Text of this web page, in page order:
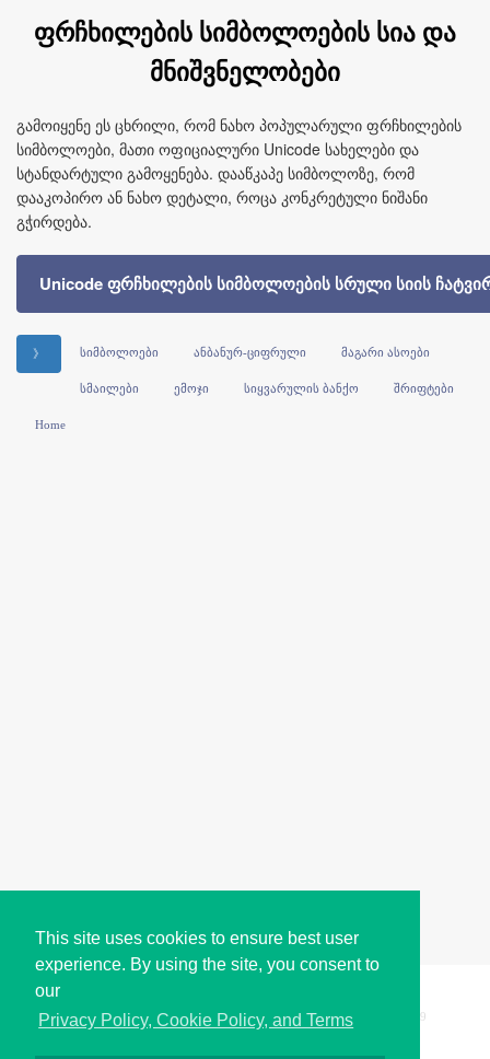
This site uses cookies to ensure best user
experience. By using the site, you consent to
our
Privacy Policy, Cookie Policy, and Terms
ფრჩხილების სიმბოლოების სია და
მნიშვნელობები
გამოიყენე ეს ცხრილი, რომ ნახო პოპულარული ფრჩხილების
სიმბოლოები, მათი ოფიციალური Unicode სახელები და
სტანდარტული გამოყენება. დააწკაპე სიმბოლოზე, რომ
დააკოპირო ან ნახო დეტალი, როცა კონკრეტული ნიშანი
გჭირდება.
Unicode ფრჩხილების სიმბოლოების სრული სიის
》 სიმბოლოები ანბანურ-ციფრული მაგარი ასოები
სმაილები ემოჯი სიყვარულის ბანქო შრიფტები
Home
Copyright © i2Symbol 2011-2026, Sciweavers LLC 199